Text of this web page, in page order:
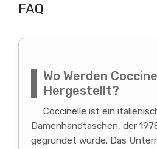
FAQ
Wo Werden
Hergestellt?
Coccinelle ist ein
Damenhandtaschen, der
gegründet wurde. Das